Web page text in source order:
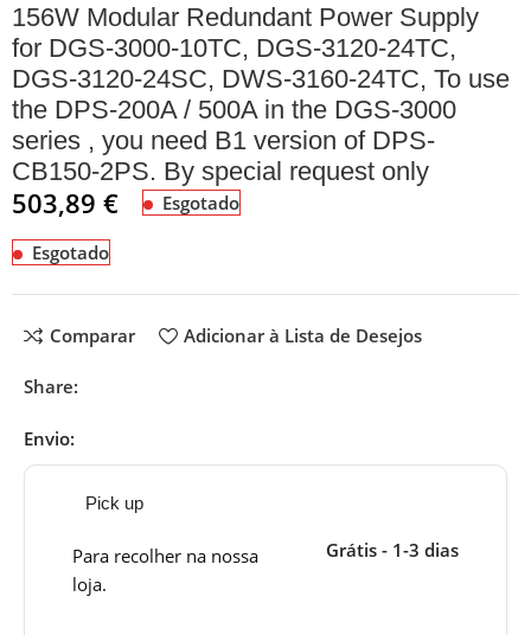
156W Modular Redundant Power Supply
for DGS-3000-10TC, DGS-3120-24TC,
DGS-3120-24SC, DWS-3160-24TC, To use
the DPS-200A / 500A in the DGS-3000
series , you need B1 version of DPS-
CB150-2PS. By special request only
503,89€ Esgotado
Esgotado
Comparar Adicionar à Lista de Desejos
Share:
Envio:
Pick up
Para recolher na nossa
loja.
Grátis - 1-3 dias